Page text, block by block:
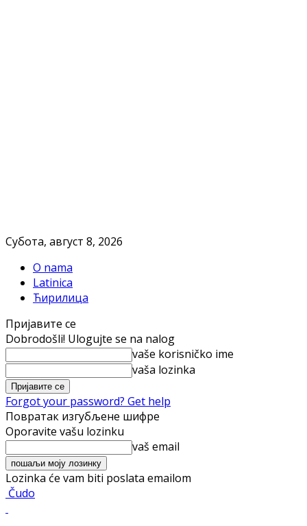
Субота, август 8, 2026
O nama
Latinica
Ћирилица
Пријавите се
Dobrodošli! Ulogujte se na nalog
vaše korisničko ime
vaša lozinka
Forgot your password? Get help
Повратак изгубљене шифре
Oporavite vašu lozinku
vaš email
Lozinka će vam biti poslata emailom
Čudo